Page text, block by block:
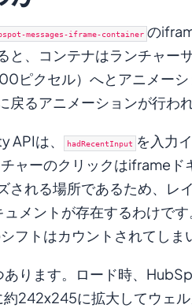
messages-iframe-container の
と、コンテナはランチャー
ピクセル）へとアニメー
るアニメーションが行われ
は、 hadRecentInput を入力
ャーのクリックはiframeド
れる場所であるため、レ
メントが存在するわけで
フトはカウントされてしま
ります。ロード時、
242x245に拡大してウェ